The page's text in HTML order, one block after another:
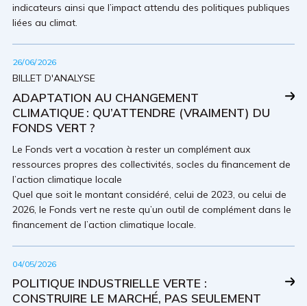
indicateurs ainsi que l’impact attendu des politiques publiques
liées au climat.
26/06/2026
BILLET D'ANALYSE
ADAPTATION AU CHANGEMENT
CLIMATIQUE : QU’ATTENDRE (VRAIMENT) DU
FONDS VERT ?
Le Fonds vert a vocation à rester un complément aux
ressources propres des collectivités, socles du financement de
l’action climatique locale
Quel que soit le montant considéré, celui de 2023, ou celui de
2026, le Fonds vert ne reste qu’un outil de complément dans le
financement de l’action climatique locale.
04/05/2026
POLITIQUE INDUSTRIELLE VERTE :
CONSTRUIRE LE MARCHÉ, PAS SEULEMENT